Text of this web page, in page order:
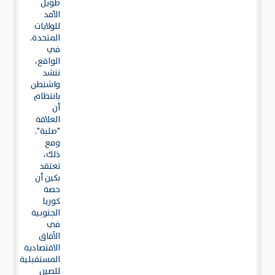
طويل
الأمد
للولايات
المتحدة.
في
الواقع،
تنشد
واشنطن
بانتظام
أن
العلاقة
"صلبة".
ومع
ذلك،
تعتقد
بكين أن
حصة
كوريا
الجنوبية
في
الآفاق
الاقتصادية
المستقبلية
للصين